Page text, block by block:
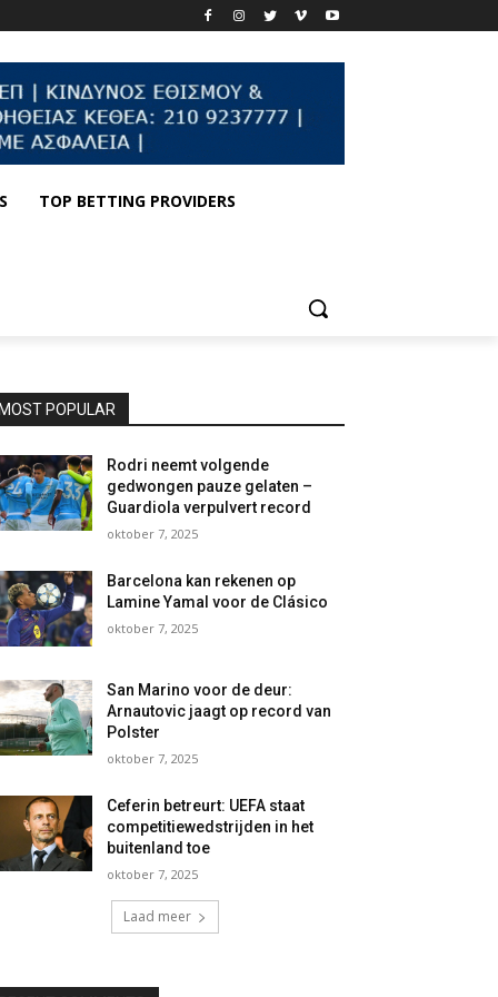
TOP BETTING PROVIDERS
MOST POPULAR
Rodri neemt volgende
gedwongen pauze gelaten –
Guardiola verpulvert record
oktober 7, 2025
Barcelona kan rekenen op
Lamine Yamal voor de Clásico
oktober 7, 2025
San Marino voor de deur:
Arnautovic jaagt op record van
Polster
oktober 7, 2025
Ceferin betreurt: UEFA staat
competitiewedstrijden in het
buitenland toe
oktober 7, 2025
Laad meer